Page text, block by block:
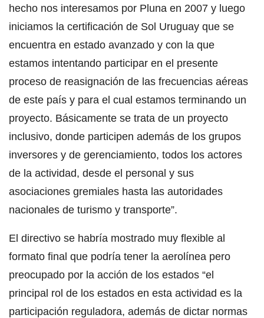
hecho nos interesamos por Pluna en 2007 y luego
iniciamos la certificación de Sol Uruguay que se
encuentra en estado avanzado y con la que
estamos intentando participar en el presente
proceso de reasignación de las frecuencias aéreas
de este país y para el cual estamos terminando un
proyecto. Básicamente se trata de un proyecto
inclusivo, donde participen además de los grupos
inversores y de gerenciamiento, todos los actores
de la actividad, desde el personal y sus
asociaciones gremiales hasta las autoridades
nacionales de turismo y transporte”.
El directivo se habría mostrado muy flexible al
formato final que podría tener la aerolínea pero
preocupado por la acción de los estados “el
principal rol de los estados en esta actividad es la
participación reguladora, además de dictar normas